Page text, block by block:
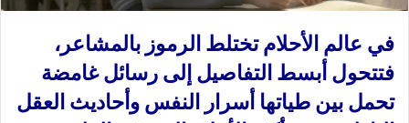
ي
ا
في عالم الأحلام تختلط الرموز بالمشاعر،
فتتحول أبسط التفاصيل إلى رسائل غامضة
تحمل بين طياتها أسرار النفس وأحاديث العقل